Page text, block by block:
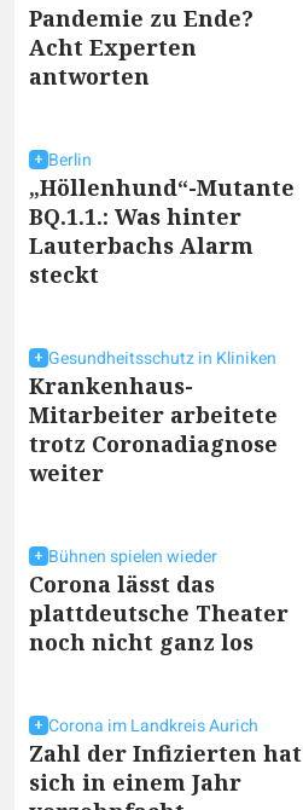
Pandemie zu Ende?
Acht Experten
antworten
Berlin
„Höllenhund“-Mutante
BQ.1.1.: Was hinter
Lauterbachs Alarm
steckt
Gesundheitsschutz in Kliniken
Krankenhaus-
Mitarbeiter arbeitete
trotz Coronadiagnose
weiter
Bühnen spielen wieder
Corona lässt das
plattdeutsche Theater
noch nicht ganz los
Corona im Landkreis Aurich
Zahl der Infizierten hat
sich in einem Jahr